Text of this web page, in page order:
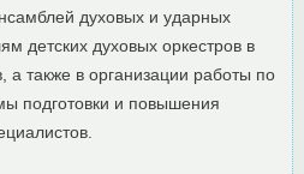
духовых и ударных
детских духовых оркестров в
а также в организации работы по
подготовки и повышения